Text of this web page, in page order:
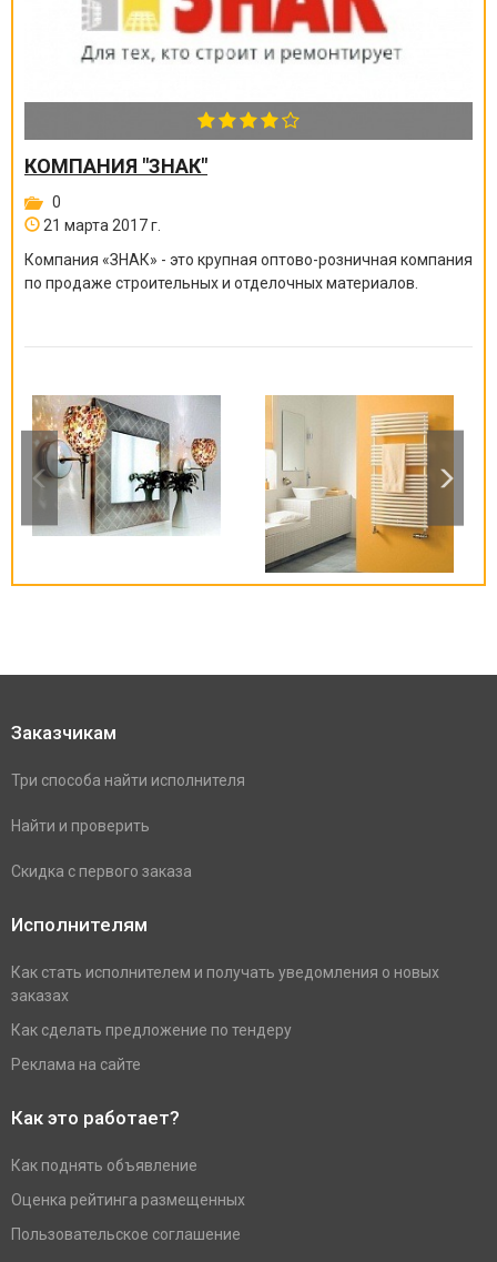
КОМПАНИЯ "ЗНАК"
0
21 марта 2017 г.
Компания «ЗНАК» - это крупная оптово-розничная компания
по продаже строительных и отделочных материалов.
Заказчикам
Три способа найти исполнителя
Найти и проверить
Скидка с первого заказа
Исполнителям
Как стать исполнителем и получать уведомления о новых
заказах
Как сделать предложение по тендеру
Реклама на сайте
Как это работает?
Как поднять объявление
Оценка рейтинга размещенных
Пользовательское соглашение